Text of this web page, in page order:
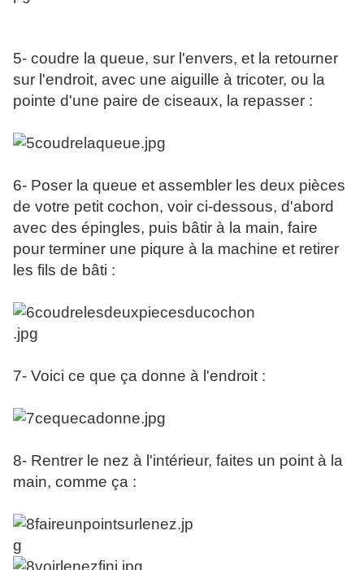
5- coudre la queue, sur l'envers, et la retourner
sur l'endroit, avec une aiguille à tricoter, ou la
pointe d'une paire de ciseaux, la repasser :
6- Poser la queue et assembler les deux pièces
de votre petit cochon, voir ci-dessous, d'abord
avec des épingles, puis bâtir à la main, faire
pour terminer une piqure à la machine et retirer
les fils de bâti :
7- Voici ce que ça donne à l'endroit :
8- Rentrer le nez à l'intérieur, faites un point à la
main, comme ça :